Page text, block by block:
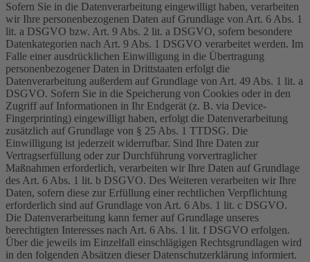
Sofern Sie in die Datenverarbeitung eingewilligt haben, verarbeiten
wir Ihre personenbezogenen Daten auf Grundlage von Art. 6 Abs. 1
lit. a DSGVO bzw. Art. 9 Abs. 2 lit. a DSGVO, sofern besondere
Datenkategorien nach Art. 9 Abs. 1 DSGVO verarbeitet werden. Im
Falle einer ausdrücklichen Einwilligung in die Übertragung
personenbezogener Daten in Drittstaaten erfolgt die
Datenverarbeitung außerdem auf Grundlage von Art. 49 Abs. 1 lit. a
DSGVO. Sofern Sie in die Speicherung von Cookies oder in den
Zugriff auf Informationen in Ihr Endgerät (z. B. via Device-
Fingerprinting) eingewilligt haben, erfolgt die Datenverarbeitung
zusätzlich auf Grundlage von § 25 Abs. 1 TTDSG. Die
Einwilligung ist jederzeit widerrufbar. Sind Ihre Daten zur
Vertragserfüllung oder zur Durchführung vorvertraglicher
Maßnahmen erforderlich, verarbeiten wir Ihre Daten auf Grundlage
des Art. 6 Abs. 1 lit. b DSGVO. Des Weiteren verarbeiten wir Ihre
Daten, sofern diese zur Erfüllung einer rechtlichen Verpflichtung
erforderlich sind auf Grundlage von Art. 6 Abs. 1 lit. c DSGVO.
Die Datenverarbeitung kann ferner auf Grundlage unseres
berechtigten Interesses nach Art. 6 Abs. 1 lit. f DSGVO erfolgen.
Über die jeweils im Einzelfall einschlägigen Rechtsgrundlagen wird
in den folgenden Absätzen dieser Datenschutzerklärung informiert.